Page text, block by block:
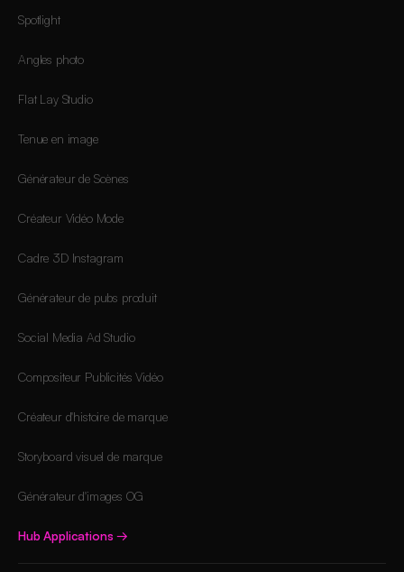
Spotlight
Angles photo
Flat Lay Studio
Tenue en image
Générateur de Scènes
Créateur Vidéo Mode
Cadre 3D Instagram
Générateur de pubs produit
Social Media Ad Studio
Compositeur Publicités Vidéo
Créateur d'histoire de marque
Storyboard visuel de marque
Générateur d'images OG
Hub Applications→